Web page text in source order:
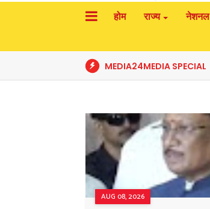
होम राज्य नेशनल
MEDIA24MEDIA SPECIAL
AUG 08, 2026